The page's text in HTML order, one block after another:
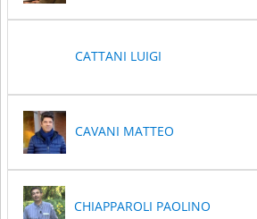
CATTANI LUIGI
CAVANI MATTEO
CHIAPPAROLI PAOLINO